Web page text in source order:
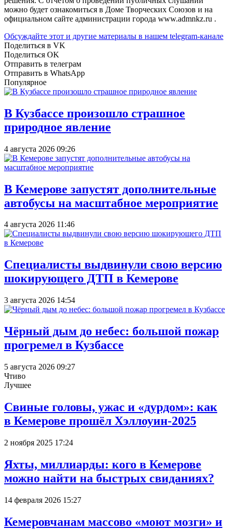
можно будет ознакомиться в Доме Творческих Союзов и на
официальном сайте администрации города www.admnkz.ru .
Обсуждайте этот и другие материалы в нашем telegram-канале
Поделиться в VK
Поделиться OK
Отправить в телеграм
Отправить в WhatsApp
Популярное
В Кузбассе произошло страшное
природное явление
4 августа 2026 09:26
В Кемерове запустят дополнительные
автобусы на масштабное мероприятие
4 августа 2026 11:46
Специалисты выдвинули свою версию
шокирующего ДТП в Кемерове
3 августа 2026 14:54
Чёрный дым до небес: большой пожар
прогремел в Кузбассе
5 августа 2026 09:27
Чтиво
Лучшее
Свиные головы, ужас и «дурдом»: как
в Кемерове прошёл Хэллоуин-2025
2 ноября 2025 17:24
Яхты, миллиарды: кого в Кемерове
можно найти на быстрых свиданиях?
14 февраля 2026 15:27
Кемеровчанам массово «моют мозги» и